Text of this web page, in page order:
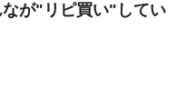
なが"リピ買い"してい